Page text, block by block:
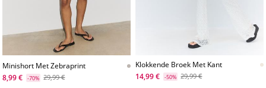
Minishort Met Zebraprint
8,99 €
-70% 29,99 €
Klokkende Broek Met Kant
14,99 €
-50% 29,99 €